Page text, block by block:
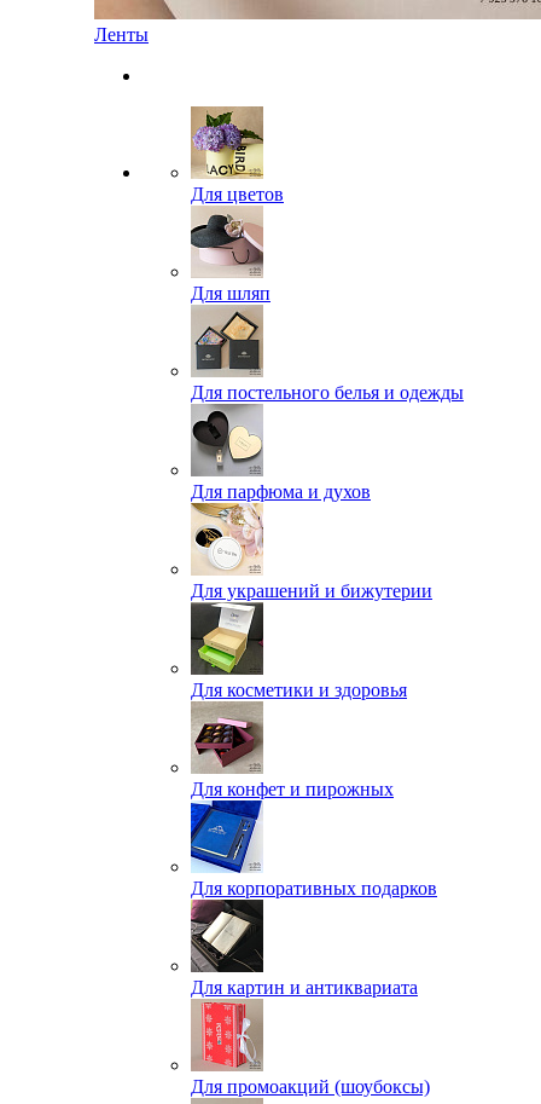
Ленты
Для цветов
Для шляп
Для постельного белья и одежды
Для парфюма и духов
Для украшений и бижутерии
Для косметики и здоровья
Для конфет и пирожных
Для корпоративных подарков
Для картин и антиквариата
Для промоакций (шоубоксы)